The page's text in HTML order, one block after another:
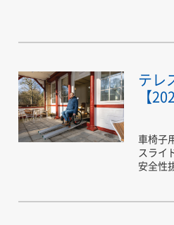
テレ
【
車椅子
スライ
安全性